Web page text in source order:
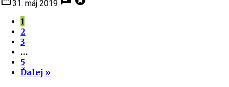
31. máj 2019
1
2
3
…
5
Ďalej »